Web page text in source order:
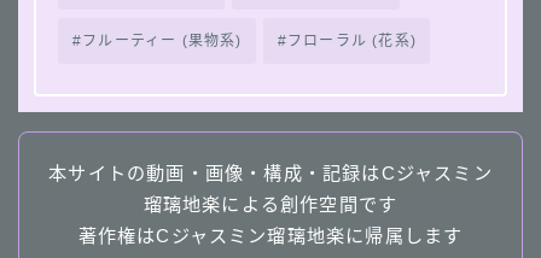
フルーティー (果物系) フローラル (花系)
本サイトの動画・画像・構成・記録はCジャスミン
瑠璃地楽による創作空間です
著作権はCジャスミン瑠璃地楽に帰属します